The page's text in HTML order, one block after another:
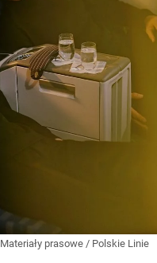
Materiały prasowe / Polskie Linie